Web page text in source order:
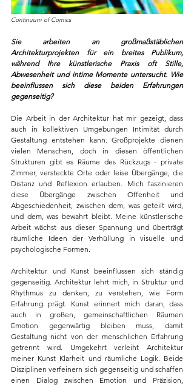
Continuum of Comics
Sie arbeiten an großmaßstäblichen
Architekturprojekten für ein breites Publikum,
während Ihre künstlerische Praxis oft Stille,
Abwesenheit und intime Momente untersucht. Wie
beeinflussen sich diese beiden Erfahrungen
gegenseitig?
Die Arbeit in der Architektur hat mir gezeigt, dass
auch in kollektiven Umgebungen Intimität durch
Gestaltung entstehen kann. Großprojekte dienen
vielen Menschen, doch in diesen öffentlichen
Strukturen gibt es Räume des Rückzugs - private
Zimmer, versteckte Orte oder leise Übergänge, die
Distanz und Reflexion erlauben. Mich faszinieren
diese Übergänge zwischen Offenheit und
Abgeschiedenheit, zwischen dem, was geteilt wird,
und dem, was bewahrt bleibt. Meine künstlerische
Arbeit wächst aus dieser Spannung und überträgt
räumliche Ideen der Verhüllung in visuelle und
psychologische Formen.
Architektur und Kunst beeinflussen sich ständig
gegenseitig. Architektur lehrt mich, in Struktur und
Rhythmus zu denken, zu verstehen, wie Form
Erfahrung prägt. Kunst erinnert mich daran, dass
auch in großen, gemeinschaftlichen Räumen
Emotion gegenwärtig bleiben muss, damit
Gestaltung nicht von der menschlichen Erfahrung
getrennt wird. Umgekehrt verleiht Architektur
meiner Kunst Klarheit und räumliche Logik. Beide
Disziplinen verfeinern sich gegenseitig und schaffen
einen Dialog zwischen Emotion und Präzision,